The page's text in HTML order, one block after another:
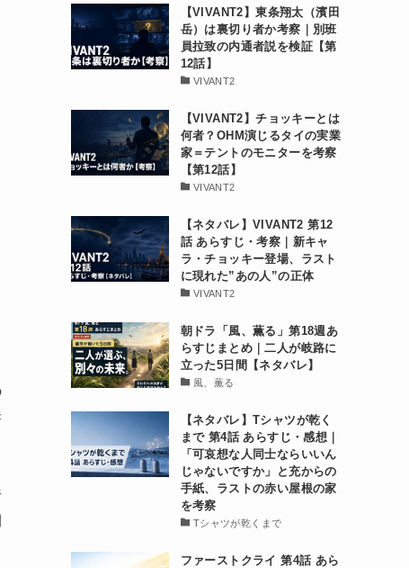
【VIVANT2】東条翔太（濱田
岳）は裏切り者か考察｜別班
員拉致の内通者説を検証【第
12話】
VIVANT2
【VIVANT2】チョッキーとは
何者？OHM演じるタイの実業
家＝テントのモニターを考察
【第12話】
VIVANT2
【ネタバレ】VIVANT2 第12
話 あらすじ・考察｜新キャ
ラ・チョッキー登場、ラスト
に現れた”あの人”の正体
VIVANT2
朝ドラ「風、薫る」第18週あ
らすじまとめ｜二人が岐路に
立った5日間【ネタバレ】
風、薫る
【ネタバレ】Tシャツが乾く
まで 第4話 あらすじ・感想｜
「可哀想な人同士ならいいん
じゃないですか」と充からの
手紙、ラストの赤い屋根の家
を考察
Tシャツが乾くまで
ファーストクライ 第4話 あら